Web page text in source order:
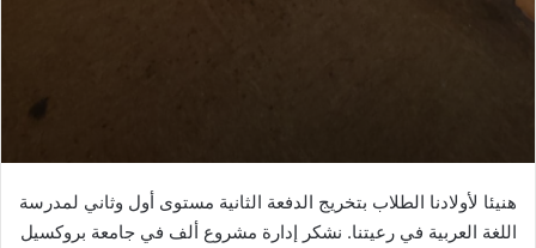
هنيئا لأولادنا الطلاب بتخريج الدفعة الثانية مستوى أول وثاني لمدرسة
اللغة العربية في رعيتنا. نشكر إدارة مشروع ألف في جامعة بروكسيل